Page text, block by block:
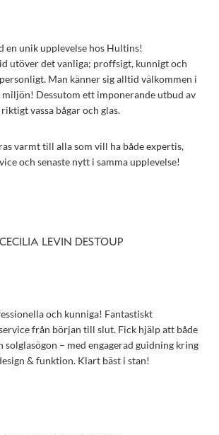
en unik upplevelse hos Hultins!
utöver det vanliga; proffsigt, kunnigt och
Man känner sig alltid välkommen i
Dessutom ett imponerande utbud av
riktigt vassa bågar och glas.
varmt till alla som vill ha både expertis,
och senaste nytt i samma upplevelse!
CECILIA LEVIN DESTOUP
och kunniga! Fantastiskt
från början till slut. Fick hjälp att både
solglasögon – med engagerad guidning kring
& funktion. Klart bäst i stan!